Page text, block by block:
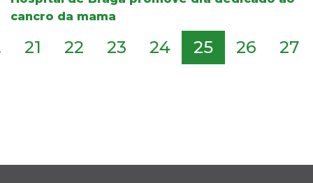
cancro da mama
21 22 23 24 25 26 27